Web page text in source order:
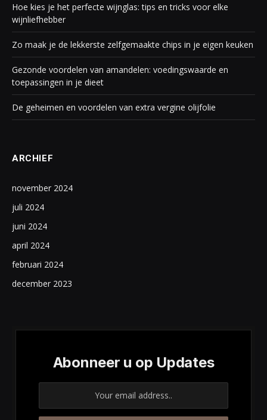
Hoe kies je het perfecte wijnglas: tips en tricks voor elke
wijnliefhebber
Zo maak je de lekkerste zelfgemaakte chips in je eigen keuken
Gezonde voordelen van amandelen: voedingswaarde en
toepassingen in je dieet
De geheimen en voordelen van extra vergine olijfolie
ARCHIEF
november 2024
juli 2024
juni 2024
april 2024
februari 2024
december 2023
Abonneer u op Updates